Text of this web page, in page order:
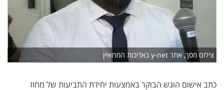
צילום מסך, אתר y-net באדיבות המרואיין
כתב אישום הוגש הבוקר באמצעות יחידת התביעות של מחוז